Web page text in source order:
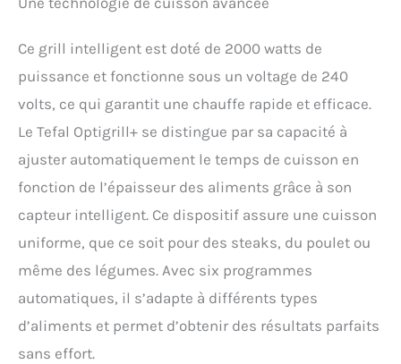
la protection de
l’environnement et à la
CUISSON SAINE : jusqu'à
44% de matières grasses
avec OptiGrill NETTOYAGE
FACILE: plaques
et bac à jus
compatibleslave-vaisselle
Ce grill intelligent est doté de 2000 watts de
puissance et fonctionne sous un voltage de 240
volts, ce qui garantit une chauffe rapide et efficace.
Le Tefal Optigrill+ se distingue par sa capacité à
ajuster automatiquement le temps de cuisson en
fonction de l’épaisseur des aliments grâce à son
capteur intelligent. Ce dispositif assure une cuisson
uniforme, que ce soit pour des steaks, du poulet ou
même des légumes. Avec six programmes
automatiques, il s’adapte à différents types
d’aliments et permet d’obtenir des résultats parfaits
sans effort.